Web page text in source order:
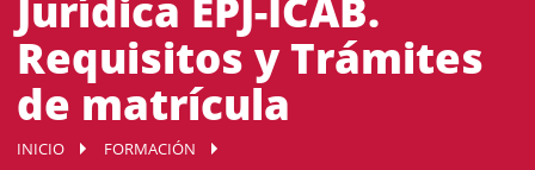
Jurídica EPJ-ICAB.
Requisitos y Trámites
de matrícula
INICIO
FORMACIÓN